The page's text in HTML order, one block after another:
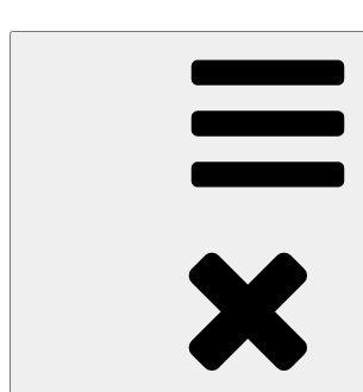
Inhalt
BrillenWeltweit: Brillen spenden – Sehen
Eine Aktion unter der Trägerschaft des